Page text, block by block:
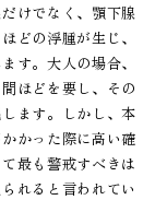
けでなく、顎下腺
どの浮腫が生じ、
す。大人の場合、
ほどを要し、その
ます。しかし、本
かった際に高い確
最も警戒すべきは
れると言われてい